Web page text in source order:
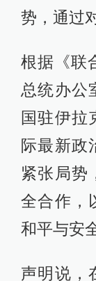
势，通过
根据《联
总统办公
国驻伊拉
际最新政
紧张局势
全合作，
和平与安
声明说，